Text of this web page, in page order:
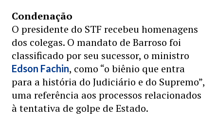
Condenação
O presidente do STF recebeu homenagens
dos colegas. O mandato de Barroso foi
classificado por seu sucessor, o ministro
Edson Fachin, como “o biênio que entra
para a história do Judiciário e do Supremo”,
uma referência aos processos relacionados
à tentativa de golpe de Estado.